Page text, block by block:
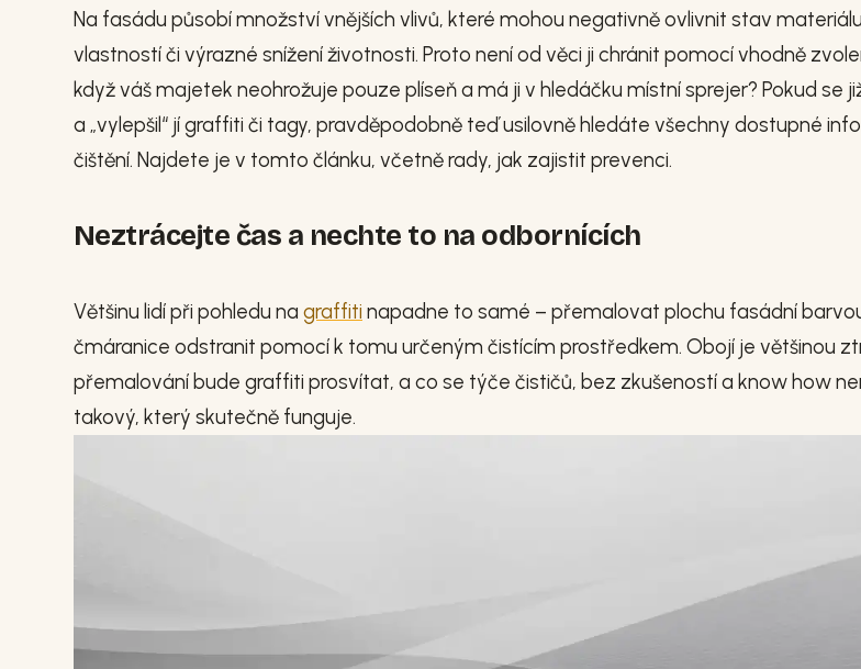
Na fasádu působí množství vnějších vlivů, které mohou negativně ovlivnit stav
vlastností či výrazné snížení životnosti. Proto není od věci ji chránit pomocí vhodně
když váš majetek neohrožuje pouze plíseň a má ji v hledáčku místní sprejer? Pokud se
a „vylepšil“ jí graffiti či tagy, pravděpodobně teď usilovně hledáte všechny dostupné
čištění. Najdete je v tomto článku, včetně rady, jak zajistit prevenci.
Neztrácejte čas a nechte to na odbornících
Většinu lidí při pohledu na graffiti napadne to samé – přemalovat plochu fasádní
čmáranice odstranit pomocí k tomu určeným čistícím prostředkem. Obojí je většinou
přemalování bude graffiti prosvítat, a co se týče čističů, bez zkušeností a know how
takový, který skutečně funguje.